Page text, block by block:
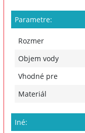
Parametre:
Rozmer
Objem vody
Vhodné pre
Materiál
Iné: